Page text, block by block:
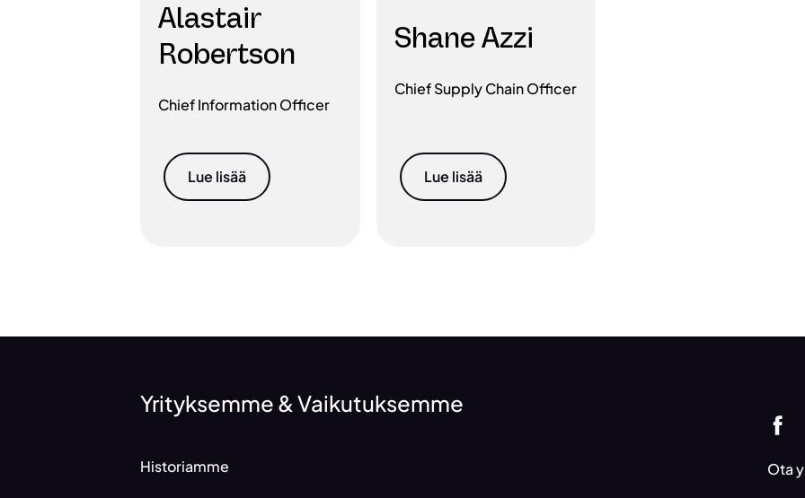
Alastair
Robertson
Chief Information Officer
Lue lisää
Shane Azzi
Chief Supply Chain Officer
Lue lisää
Yrityksemme & Vaikutuksemme
Historiamme Ota